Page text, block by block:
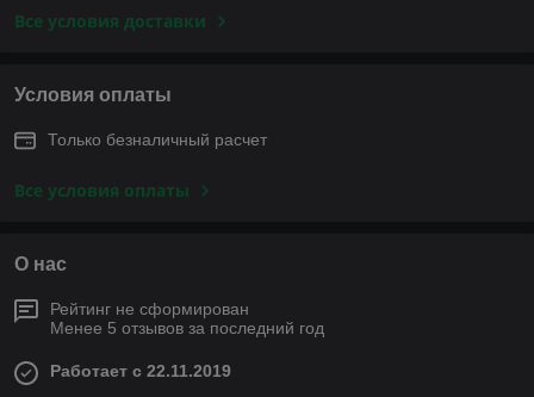
Все условия доставки
Условия оплаты
Только безналичный расчет
Все условия оплаты
О нас
Рейтинг не сформирован
Менее 5 отзывов за последний год
Работает с 22.11.2019